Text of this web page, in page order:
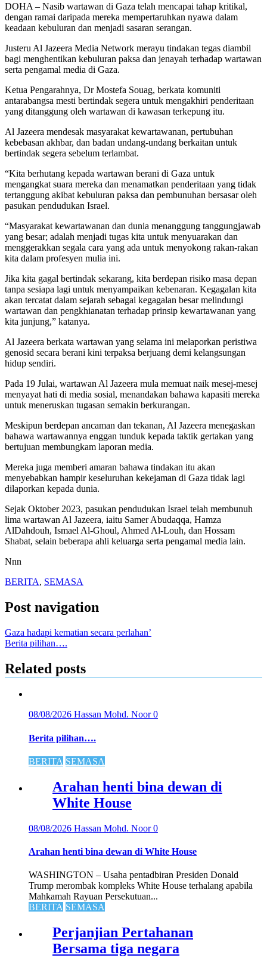
DOHA – Nasib wartawan di Gaza telah mencapai tahap kritikal,
dengan ramai daripada mereka mempertaruhkan nyawa dalam
keadaan kebuluran dan menjadi sasaran serangan.
Justeru Al Jazeera Media Network merayu tindakan tegas diambil
bagi menghentikan kebuluran paksa dan jenayah terhadap wartawan
serta pengamal media di Gaza.
Ketua Pengarahnya, Dr Mostefa Souag, berkata komuniti
antarabangsa mesti bertindak segera untuk mengakhiri penderitaan
yang ditanggung oleh wartawan di kawasan terkepung itu.
Al Jazeera mendesak masyarakat kewartawanan, pertubuhan
kebebasan akhbar, dan badan undang-undang berkaitan untuk
bertindak segera sebelum terlambat.
“Kita berhutang kepada wartawan berani di Gaza untuk
mengangkat suara mereka dan menamatkan penderitaan yang tidak
tertanggung akibat kebuluran paksa dan pembunuhan bersasar oleh
pasukan pendudukan Israel.
“Masyarakat kewartawanan dan dunia menanggung tanggungjawab
yang besar; adalah menjadi tugas kita untuk menyuarakan dan
menggerakkan segala cara yang ada untuk menyokong rakan-rakan
kita dalam profesyen mulia ini.
Jika kita gagal bertindak sekarang, kita berdepan risiko masa depan
tanpa sesiapa lagi untuk menyampaikan kebenaran. Kegagalan kita
akan tercatat dalam sejarah sebagai kegagalan besar melindungi
wartawan dan pengkhianatan terhadap prinsip kewartawanan yang
kita junjung,” katanya.
Al Jazeera berkata wartawan yang selama ini melaporkan peristiwa
genosid secara berani kini terpaksa berjuang demi kelangsungan
hidup sendiri.
Pada 19 Julai, wartawan Al Jazeera mula memuat naik mesej-mesej
menyayat hati di media sosial, menandakan bahawa kapasiti mereka
untuk meneruskan tugasan semakin berkurangan.
Meskipun berdepan ancaman dan tekanan, Al Jazeera menegaskan
bahawa wartawannya enggan tunduk kepada taktik gertakan yang
bertujuan membungkam laporan media.
Mereka juga memberi amaran bahawa tindakan itu akan
menyebabkan hampir keseluruhan kekejaman di Gaza tidak lagi
dilaporkan kepada dunia.
Sejak Oktober 2023, pasukan pendudukan Israel telah membunuh
lima wartawan Al Jazeera, iaitu Samer Abudaqqa, Hamza
AlDahdouh, Ismael Al-Ghoul, Ahmed Al-Louh, dan Hossam
Shabat, selain beberapa ahli keluarga serta pengamal media lain.
Nnn
BERITA, SEMASA
Post navigation
Gaza hadapi kematian secara perlahan’
Berita pilihan….
Related posts
08/08/2026 Hassan Mohd. Noor0
Berita pilihan….
BERITA SEMASA
Arahan henti bina dewan di
White House
08/08/2026 Hassan Mohd. Noor0
Arahan henti bina dewan di White House
WASHINGTON – Usaha pentadbiran Presiden Donald
Trump merombak kompleks White House terhalang apabila
Mahkamah Rayuan Persekutuan...
BERITA SEMASA
Perjanjian Pertahanan
Bersama tiga negara